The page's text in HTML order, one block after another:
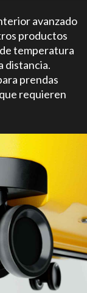
avanzado
productos
temperatura
distancia.
prendas
requieren